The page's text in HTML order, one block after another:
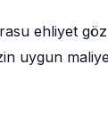
ehliyet
uygun